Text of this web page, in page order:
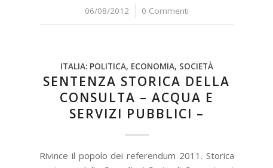
06/08/2012
/ 0 Commenti
ITALIA: POLITICA, ECONOMIA, SOCIETÀ
SENTENZA STORICA DELLA
CONSULTA – ACQUA E
SERVIZI PUBBLICI –
Rivince il popolo dei referendum 2011. Storica